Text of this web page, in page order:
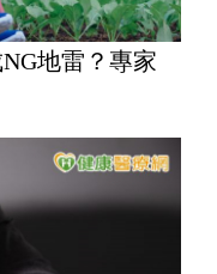
地雷？專家